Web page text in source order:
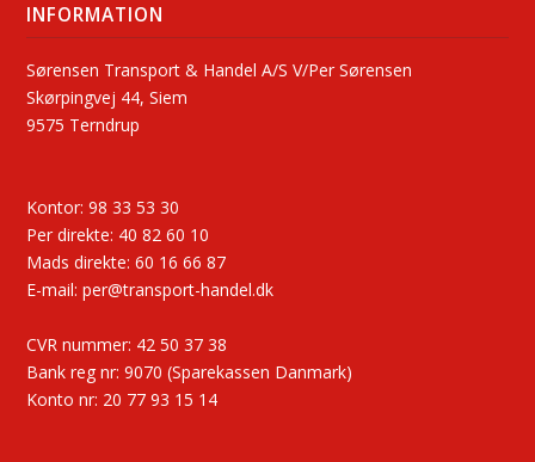
INFORMATION
Sørensen Transport & Handel A/S V/Per Sørensen
Skørpingvej 44, Siem
9575 Terndrup
Kontor:98 33 53 30
Per direkte: 40 82 60 10
Mads direkte:60 16 66 87
E-mail:per@transport-handel.dk
CVR nummer: 42 50 37 38
Bank reg nr: 9070 (Sparekassen Danmark)
Konto nr: 20 77 93 15 14